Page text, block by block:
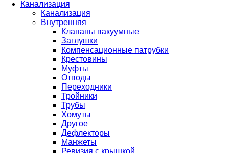
Канализация
Канализация
Внутренняя
Клапаны вакуумные
Заглушки
Компенсационные патрубки
Крестовины
Муфты
Отводы
Переходники
Тройники
Трубы
Хомуты
Другое
Дефлекторы
Манжеты